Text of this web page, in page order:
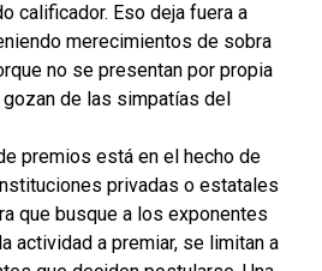
calificador. Eso deja fuera a
merecimientos de sobra
no se presentan por propia
de las simpatías del
premios está en el hecho de
privadas o estatales
que busque a los exponentes
actividad a premiar, se limitan a